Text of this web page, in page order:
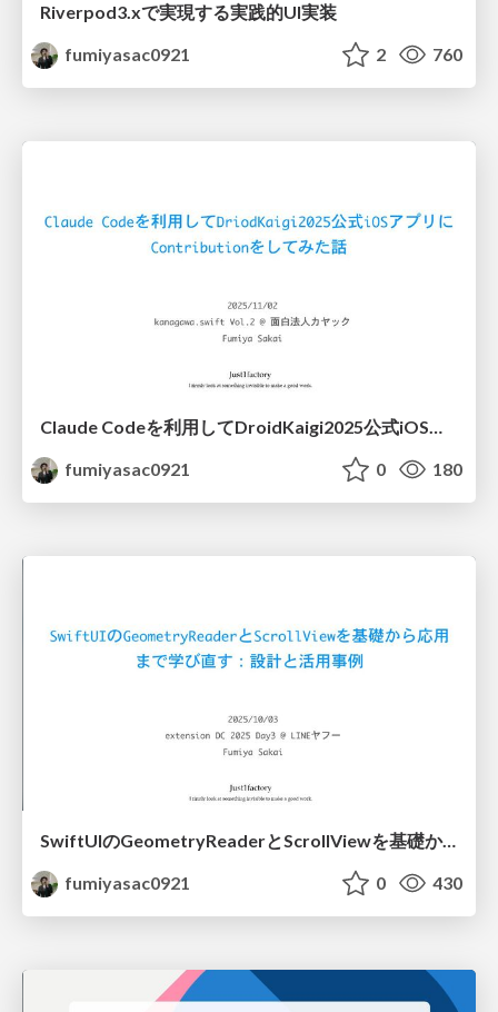
Riverpod3.xで実現する実践的UI実装
fumiyasac0921
2 760
fumiyasac0921
0 180
SwiftUIのGeometryReaderとScrollViewを基礎から応用まで学び直す：設計と活用事例
fumiyasac0921
0 430